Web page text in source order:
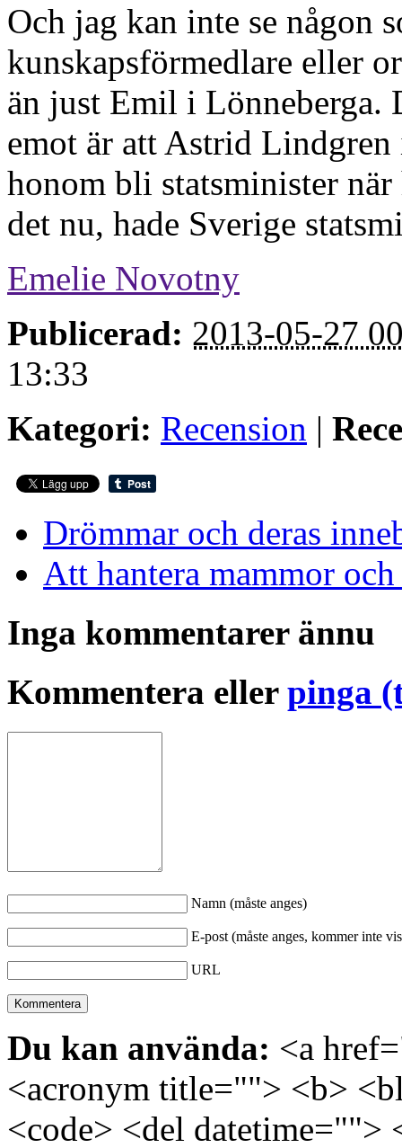
Och jag kan inte se någon
kunskapsförmedlare eller
än just Emil i Lönneberga.
emot är att Astrid
honom bli statsminister
det nu, hade Sverige
Emelie Novotny
Publicerad: 2013-05-27
13:33
Kategori: Recension |
Drömmar och deras
Att hantera mammor
Inga kommentarer ännu
Kommentera eller pinga
Namn (måste anges)
E-post (måste anges, kommer inte
URL
Du kan använda: <a
<acronym title=""> <b>
<code> <del